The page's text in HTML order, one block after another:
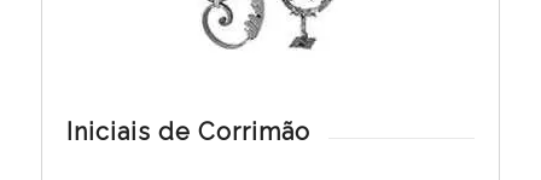
Iniciais de Corrimão